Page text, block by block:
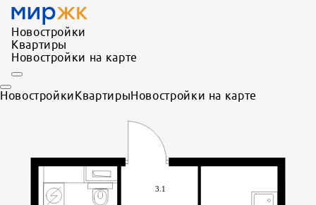
Новостройки
Квартиры
Новостройки на карте
НовостройкиКвартирыНовостройки на карте